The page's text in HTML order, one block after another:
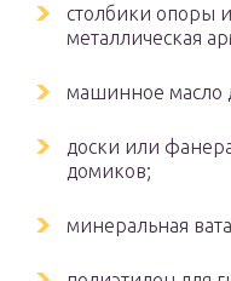
столбики опоры
металлическая
машинное масло
доски или
домиков;
минеральная